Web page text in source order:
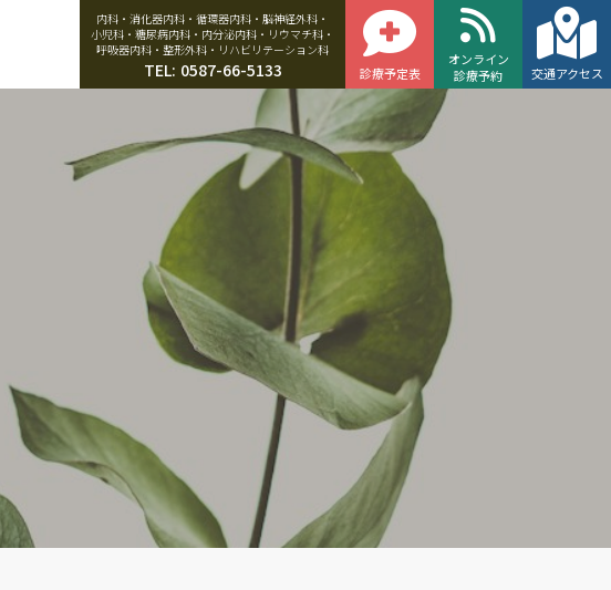
内科・消化器内科・循環器内科・脳神経外科・
小児科・糖尿病内科・内分泌内科・リウマチ科・
呼吸器内科・整形外科・リハビリテーション科
TEL: 0587-66-5133
オンライン
診療予約
交通アクセス
診療予定表